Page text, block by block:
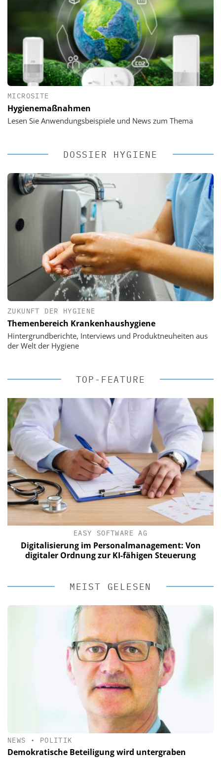
MICROSITE
Hygienemaßnahmen
Lesen Sie Anwendungsbeispiele und News zum Thema
DOSSIER HYGIENE
ZUKUNFT DER HYGIENE
Themenbereich Krankenhaushygiene
Hintergrundberichte, Interviews und Produktneuheiten aus
der Welt der Hygiene
TOP-FEATURE
EASY SOFTWARE AG
Digitalisierung im Personalmanagement: Von
digitaler Ordnung zur KI-fähigen Steuerung
MEIST GELESEN
NEWS • POLITIK
Demokratische Beteiligung wird untergraben